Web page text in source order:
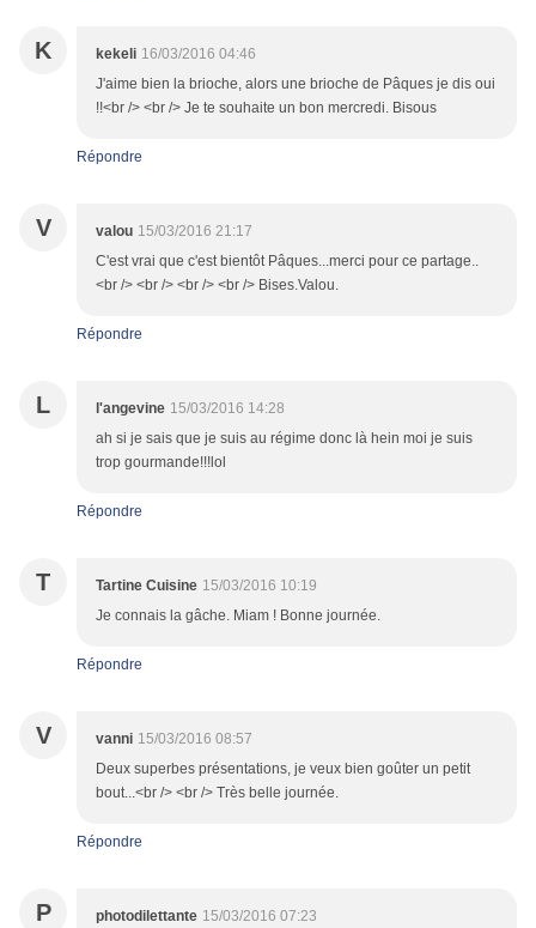
K kekeli 16/03/2016 04:46
J'aime bien la brioche, alors une brioche de Pâques je dis oui
!!<br /> <br /> Je te souhaite un bon mercredi. Bisous
Répondre
V valou 15/03/2016 21:17
C'est vrai que c'est bientôt Pâques...merci pour ce partage..
<br /> <br /> <br /> <br /> Bises.Valou.
Répondre
L l'angevine 15/03/2016 14:28
ah si je sais que je suis au régime donc là hein moi je suis
trop gourmande!!!lol
Répondre
T Tartine Cuisine 15/03/2016 10:19
Je connais la gâche. Miam ! Bonne journée.
Répondre
V vanni 15/03/2016 08:57
Deux superbes présentations, je veux bien goûter un petit
bout...<br /> <br /> Très belle journée.
Répondre
P photodilettante 15/03/2016 07:23